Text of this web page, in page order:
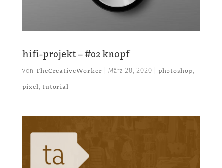
hifi-projekt – #02 knopf
von TheCreativeWorker | März 28, 2020 | photoshop,
pixel, tutorial